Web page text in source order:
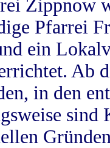
Zippnow
Pfarrei
ein
Ab
in den
sind